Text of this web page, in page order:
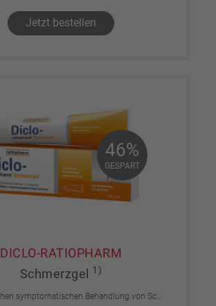
Jetzt bestellen
46%
GESPART
46%
GESPART
DICLO-RATIOPHARM
Schmerzgel
1)
Zur äußerlichen symptomatischen Behandlung von Schmerzen, Entzündungen und Schwellungen. Für Erwachsene und Jugendliche über 14 Jahre.